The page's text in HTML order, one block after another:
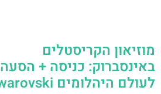
מוזיאון הקריסטלים
באינסברוק: כניסה + הסעה
לעולם היהלומים Swarovski